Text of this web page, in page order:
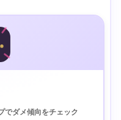
でダメ傾向をチェック